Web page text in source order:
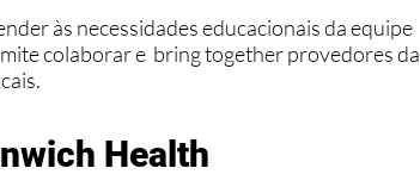
às necessidades educacionais da equipe
colaborar e bring together provedores da
Health